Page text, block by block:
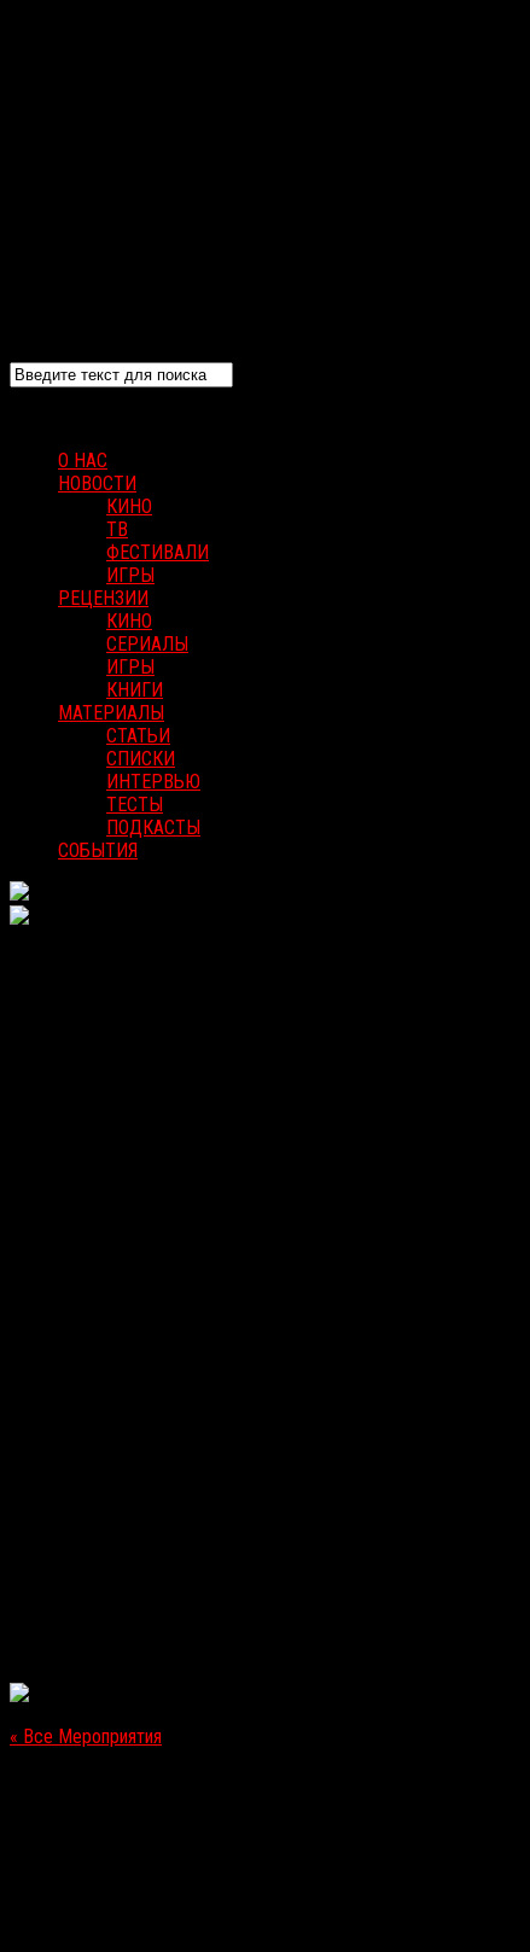
О НАС
НОВОСТИ
КИНО
ТВ
ФЕСТИВАЛИ
ИГРЫ
РЕЦЕНЗИИ
КИНО
СЕРИАЛЫ
ИГРЫ
КНИГИ
МАТЕРИАЛЫ
СТАТЬИ
СПИСКИ
ИНТЕРВЬЮ
ТЕСТЫ
ПОДКАСТЫ
СОБЫТИЯ
« Все Мероприятия